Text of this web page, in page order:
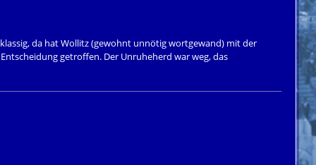
da hat Wollitz (gewohnt unnötig wortgewand) mit der
getroffen. Der Unruheherd war weg, das